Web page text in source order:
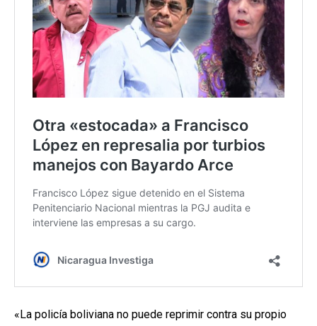
«La policía boliviana no puede reprimir contra su propio